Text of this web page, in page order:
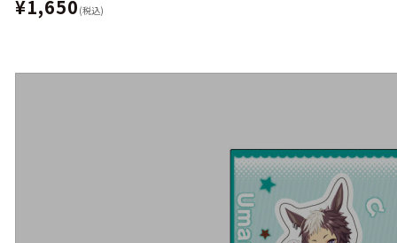
¥1,650 (税込)